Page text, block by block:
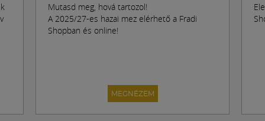
Mutasd meg, hová tartozol!
A 2025/27-es hazai mez elérhető a Fradi
Shopban és online!
MEGNÉZEM